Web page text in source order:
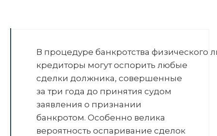
В процедуре банкротства
кредиторы могут оспорить любые
сделки должника, совершенные
за три года до принятия судом
заявления о признании
банкротом. Особенно велика
вероятность оспаривание сделок